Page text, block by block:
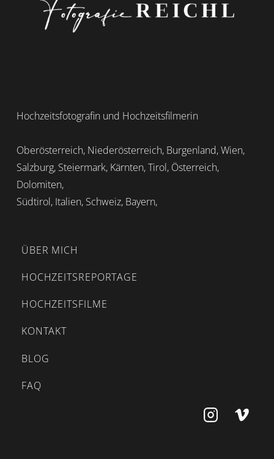
Hochzeitsfotografin und Hochzeitsfilmerin
Oberösterreich, Niederösterreich, Burgenland, Wien,
Salzburg, Steiermark, Kärnten, Tirol, Österreich,
Dolomiten,
Südtirol, Italien, Schweiz, Bayern,
ÜBER MICH
HOCHZEITSREPORTAGE
HOCHZEITSFILME
KONTAKT
BLOG
FAQ